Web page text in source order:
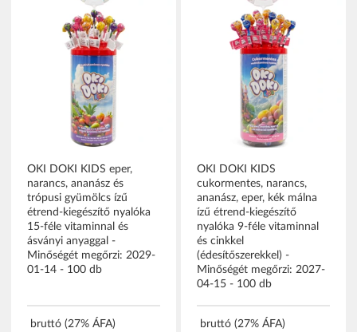
OKI DOKI KIDS eper,
narancs, ananász és
trópusi gyümölcs ízű
étrend-kiegészítő nyalóka
15-féle vitaminnal és
ásványi anyaggal -
Minőségét megőrzi: 2029-
01-14 - 100 db
bruttó (27% ÁFA)
OKI DOKI KIDS
cukormentes, narancs,
ananász, eper, kék málna
ízű étrend-kiegészítő
nyalóka 9-féle vitaminnal
és cinkkel
(édesítőszerekkel) -
Minőségét megőrzi: 2027-
04-15 - 100 db
bruttó (27% ÁFA)